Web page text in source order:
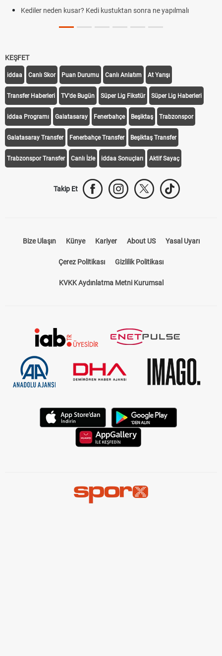
Kediler neden kusar? Kedi kustuktan sonra ne yapılmalı
KEŞFET
iddaa Canlı Skor Puan Durumu Canlı Anlatım At Yarışı
Transfer Haberleri TV'de Bugün Süper Lig Fikstür Süper Lig Haberleri
iddaa Programı Galatasaray Fenerbahçe Beşiktaş Trabzonspor
Galatasaray Transfer Fenerbahçe Transfer Beşiktaş Transfer
Trabzonspor Transfer Canlı İzle iddaa Sonuçları Aktif Sayaç
Takip Et
Bize Ulaşın Künye Kariyer About US Yasal Uyarı
Çerez Politikası Gizlilik Politikası
KVKK Aydınlatma Metni Kurumsal